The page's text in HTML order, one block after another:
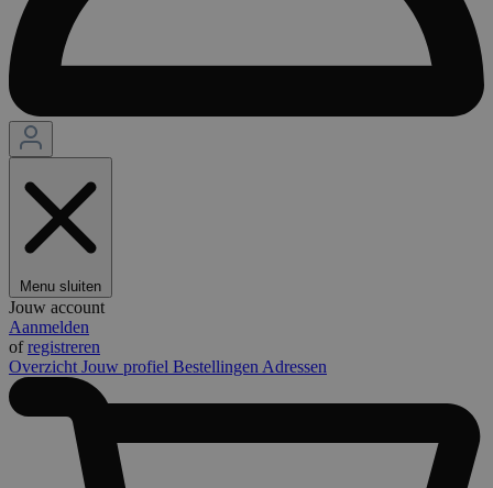
Menu sluiten
Jouw account
Aanmelden
ofregistreren
Overzicht Jouw profiel Bestellingen Adressen